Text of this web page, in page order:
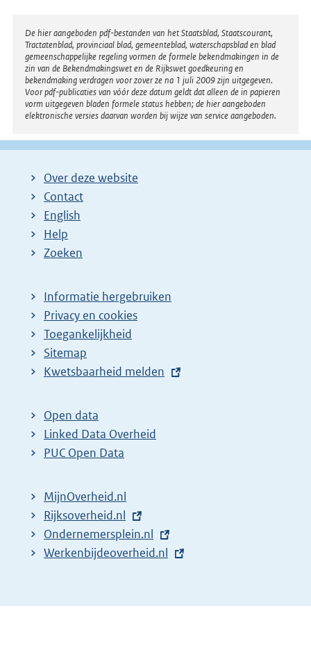
Disclaimer
De hier aangeboden pdf-bestanden van het Staatsblad, Staatscourant,
Tractatenblad, provinciaal blad, gemeenteblad, waterschapsblad en blad
gemeenschappelijke regeling vormen de formele bekendmakingen in de
zin van de Bekendmakingswet en de Rijkswet goedkeuring en
bekendmaking verdragen voor zover ze na 1 juli 2009 zijn uitgegeven.
Voor pdf-publicaties van vóór deze datum geldt dat alleen de in papieren
vorm uitgegeven bladen formele status hebben; de hier aangeboden
elektronische versies daarvan worden bij wijze van service aangeboden.
Over deze website
Contact
English
Help
Zoeken
Informatie hergebruiken
Privacy en cookies
Toegankelijkheid
Sitemap
E
t
e
r
l
i
n
k
Kwetsbaarheid melden
Open data
Linked Data Overheid
PUC Open Data
MijnOverheid.nl
E
x
t
n
Rijksoverheid.nl
E
x
r
Ondernemersplein.nl
E
e
Werkenbijdeoverheid.nl